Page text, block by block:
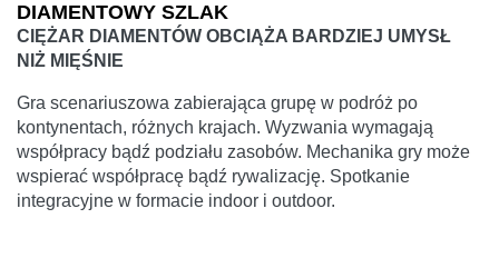
DIAMENTOWY SZLAK
CIĘŻAR DIAMENTÓW OBCIĄŻA BARDZIEJ UMYSŁ
NIŻ MIĘŚNIE
Gra scenariuszowa zabierająca grupę w podróż po
kontynentach, różnych krajach. Wyzwania wymagają
współpracy bądź podziału zasobów. Mechanika gry może
wspierać współpracę bądź rywalizację. Spotkanie
integracyjne w formacie indoor i outdoor.